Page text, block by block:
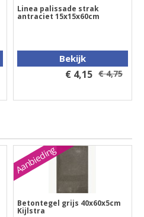
Linea palissade strak
antraciet 15x15x60cm
Bekijk
€ 4,15 € 4,75
Aanbieding
Betontegel grijs 40x60x5cm
Kijlstra